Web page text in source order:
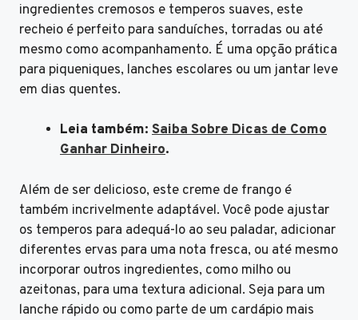
ingredientes cremosos e temperos suaves, este
recheio é perfeito para sanduíches, torradas ou até
mesmo como acompanhamento. É uma opção prática
para piqueniques, lanches escolares ou um jantar leve
em dias quentes.
Leia também: Saiba Sobre Dicas de Como
Ganhar Dinheiro.
Além de ser delicioso, este creme de frango é
também incrivelmente adaptável. Você pode ajustar
os temperos para adequá-lo ao seu paladar, adicionar
diferentes ervas para uma nota fresca, ou até mesmo
incorporar outros ingredientes, como milho ou
azeitonas, para uma textura adicional. Seja para um
lanche rápido ou como parte de um cardápio mais